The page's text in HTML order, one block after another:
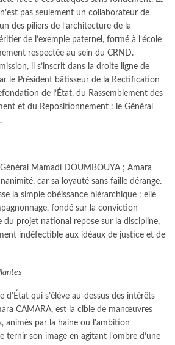
pas seulement un collaborateur de
des piliers de l’architecture de la
de l’exemple paternel, formé à l’école
respectée au sein du CRND.
il s’inscrit dans la droite ligne de
le Président bâtisseur de la Rectification
de l’État, du Rassemblement des
et du Repositionnement : le Général
Mamadi DOUMBOUYA ; Amara
car sa loyauté sans faille dérange.
la simple obéissance hiérarchique : elle
fondé sur la conviction
du projet national repose sur la discipline,
indéfectible aux idéaux de justice et de
d’État qui s’élève au-dessus des intérêts
CAMARA, est la cible de manœuvres
animés par la haine ou l’ambition
ternir son image en agitant l’ombre d’une